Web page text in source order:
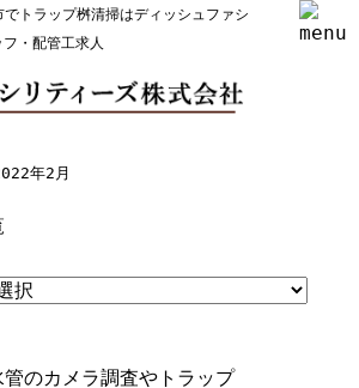
トラップ桝清掃はディッシュファシ
・配管工求人
年2月